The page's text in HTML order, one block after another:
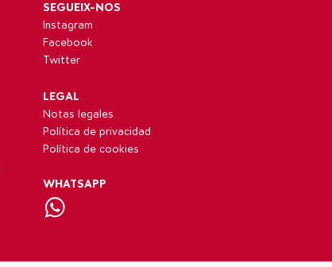
SEGUEIX-NOS
Instagram
Facebook
Twitter
LEGAL
Notas legales
Política de privacidad
Política de cookies
WHATSAPP